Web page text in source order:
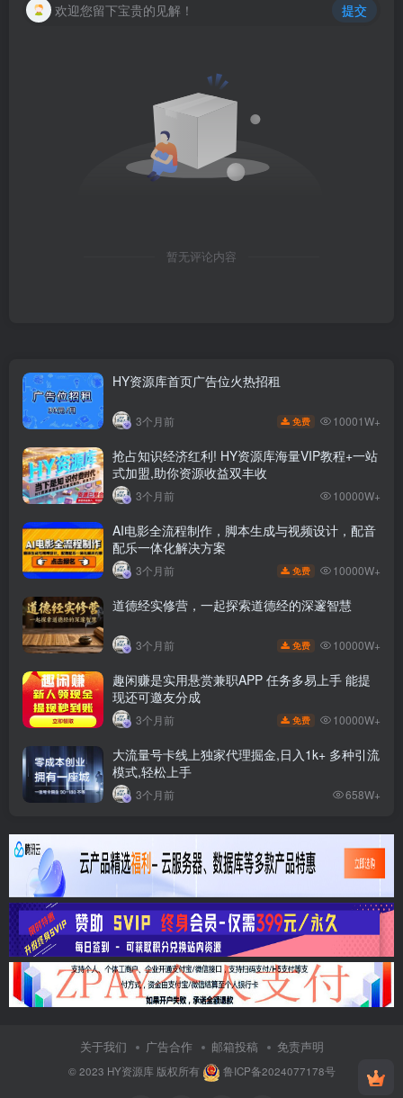
欢迎您留下宝贵的见解！ 提交
暂无评论内容
HY资源库首页广告位火热招租
3个月前 免费 10001W+
抢占知识经济红利! HY资源库海量VIP教程+一站
式加盟,助你资源收益双丰收
3个月前 10000W+
AI电影全流程制作，脚本生成与视频设计，配音
配乐一体化解决方案
3个月前 免费 10000W+
道德经实修营，一起探索道德经的深邃智慧
3个月前 免费 10000W+
趣闲赚是实用悬赏兼职APP 任务多易上手 能提
现还可邀友分成
3个月前 免费 10000W+
大流量号卡线上独家代理掘金,日入1k+ 多种引流
模式,轻松上手
3个月前 658W+
关于我们 广告合作 邮箱投稿 免责声明
© 2023 HY资源库版权所有 鲁ICP备2024077178号